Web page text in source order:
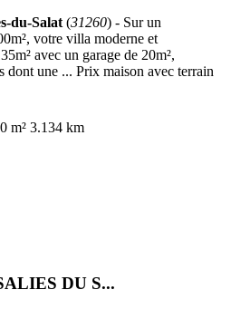
du-Salat (31260) - Sur un
votre villa moderne et
avec un garage de 20m²,
dont une ... Prix maison avec terrain
m² 3.134 km
DU S...